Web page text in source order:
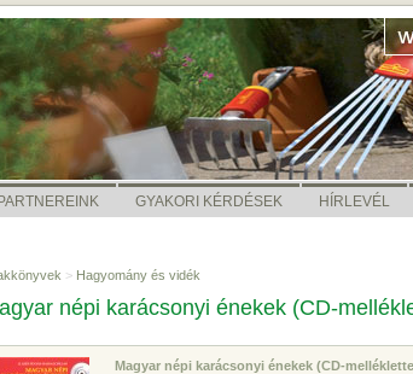
PARTNEREINK GYAKORI KÉRDÉSEK HÍRLEVÉL
> Hagyomány és vidék
népi karácsonyi énekek (CD-
Magyar népi karácsonyi énekek (CD-